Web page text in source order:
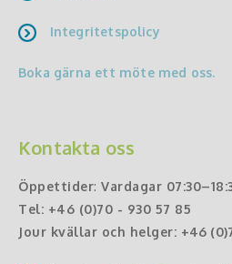
Integritetspolicy
Boka gärna ett möte med oss.
Kontakta oss
Öppettider: Vardagar
Tel: +46 (0)70 - 930 57 85
Jour kvällar och helger: +46